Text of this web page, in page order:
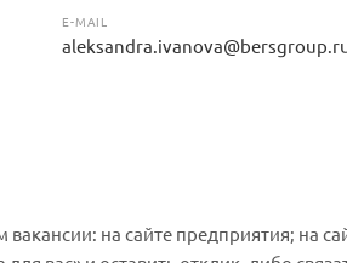
E-MAIL
на сайте предприятия; на